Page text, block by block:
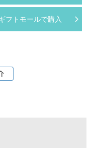
フトモールで購入